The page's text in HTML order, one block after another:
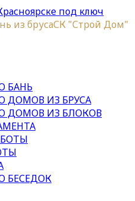
из брусаСК "Строй Дом"
БАНЬ
ДОМОВ ИЗ БРУСА
ДОМОВ ИЗ БЛОКОВ
БЕСЕДОК